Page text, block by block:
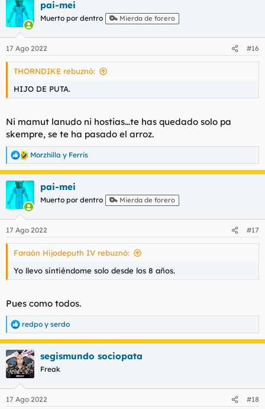
c
c
i
e
s
pai-mei
Muerto por dentro Mierda de forero
17 Ago 2022 #16
THORNDIKE rebuznó:
HIJO DE PUTA.
Ni mamut lanudo ni hostias...te has quedado solo pa
skempre, se te ha pasado el arroz.
R
e
a
c
c
i
e
s
Morzhilla y Ferris
pai-mei
Muerto por dentro Mierda de forero
17 Ago 2022 #17
Faraón Hijodeputh IV rebuznó:
Yo llevo sintiéndome solo desde los 8 años.
Pues como todos.
R
e
a
c
c
i
e
redpo y serdo
segismundo sociopata
Freak
17 Ago 2022 #18